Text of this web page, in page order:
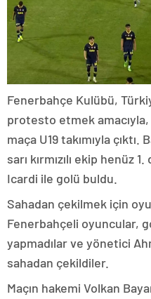
Fenerbahçe Kulübü,
protesto etmek
maça U19 takımıyla
sarı kırmızılı ekip henüz
Icardi ile golü buldu.
Sahadan çekilmek için
Fenerbahçeli oyuncular,
yapmadılar ve yönetici
sahadan çekildiler.
Maçın hakemi Volkan